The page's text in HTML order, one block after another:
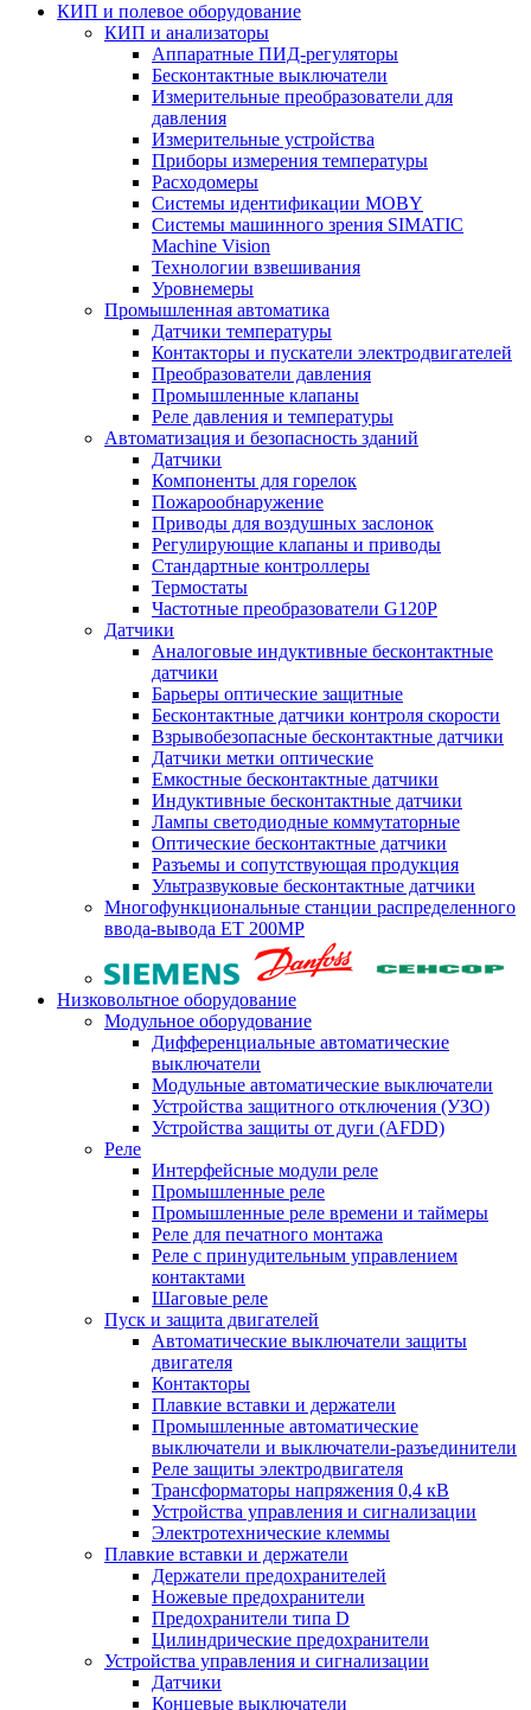
КИП и полевое оборудование
КИП и анализаторы
Аппаратные ПИД-регуляторы
Бесконтактные выключатели
Измерительные преобразователи для
давления
Измерительные устройства
Приборы измерения температуры
Расходомеры
Системы идентификации MOBY
Системы машинного зрения SIMATIC
Machine Vision
Технологии взвешивания
Уровнемеры
Промышленная автоматика
Датчики температуры
Контакторы и пускатели электродвигателей
Преобразователи давления
Промышленные клапаны
Реле давления и температуры
Автоматизация и безопасность зданий
Датчики
Компоненты для горелок
Пожарообнаружение
Приводы для воздушных заслонок
Регулирующие клапаны и приводы
Стандартные контроллеры
Термостаты
Частотные преобразователи G120P
Датчики
Аналоговые индуктивные бесконтактные
датчики
Барьеры оптические защитные
Бесконтактные датчики контроля скорости
Взрывобезопасные бесконтактные датчики
Датчики метки оптические
Емкостные бесконтактные датчики
Индуктивные бесконтактные датчики
Лампы светодиодные коммутаторные
Оптические бесконтактные датчики
Разъемы и сопутствующая продукция
Ультразвуковые бесконтактные датчики
Многофункциональные станции распределенного
ввода-вывода ET 200MP
Низковольтное оборудование
Модульное оборудование
Дифференциальные автоматические
выключатели
Модульные автоматические выключатели
Устройства защитного отключения (УЗО)
Устройства защиты от дуги (AFDD)
Реле
Интерфейсные модули реле
Промышленные реле
Промышленные реле времени и таймеры
Реле для печатного монтажа
Реле с принудительным управлением
контактами
Шаговые реле
Пуск и защита двигателей
Автоматические выключатели защиты
двигателя
Контакторы
Плавкие вставки и держатели
Промышленные автоматические
выключатели и выключатели-разъединители
Реле защиты электродвигателя
Трансформаторы напряжения 0,4 кВ
Устройства управления и сигнализации
Электротехнические клеммы
Плавкие вставки и держатели
Держатели предохранителей
Ножевые предохранители
Предохранители типа D
Цилиндрические предохранители
Устройства управления и сигнализации
Датчики
Концевые выключатели